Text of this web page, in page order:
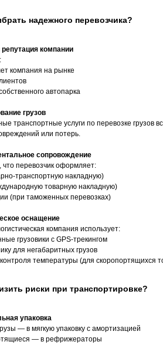
надежного перевозчика?
компании
компания на рынке
автопарка
грузов
транспортные услуги по перевозке грузов
или потерь.
сопровождение
что перевозчик оформляет:
транспортную накладную)
товарную накладную)
(при таможенных перевозках)
оснащение
компания использует:
грузовики с GPS-трекингом
для негабаритных грузов
температуры (для скоропортящихся
риски при транспортировке?
упаковка
— в мягкую упаковку с амортизацией
— в рефрижераторы